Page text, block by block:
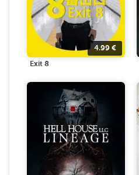
4.99 €
Exit 8